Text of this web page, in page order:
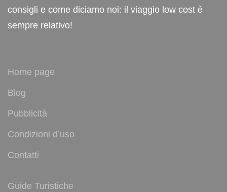
consigli e come diciamo noi: il viaggio low cost è
sempre relativo!
Home page
Blog
Pubblicità
Condizioni d’uso
Contatti
Guide Turistiche